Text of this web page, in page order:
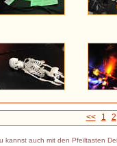
<< 1 2
kannst auch mit den Pfeiltasten